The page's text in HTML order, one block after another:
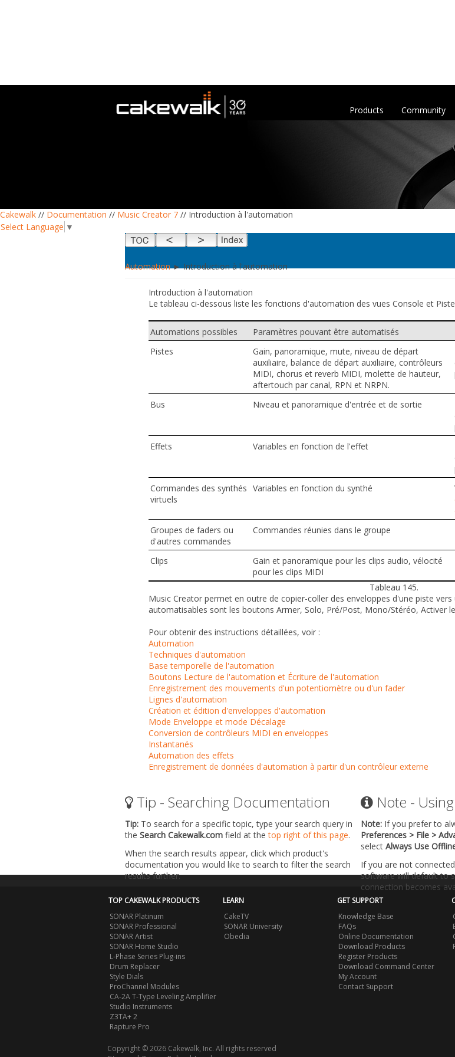
Community
Products
Cakewalk // Documentation // Music Creator 7 // Introduction à l'automation
Select Language ▼
Automation► Introduction à l'automation
Introduction à l'automation
Le tableau ci-dessous liste les fonctions d'automation des vues Console et
Tableau 145.
Automations possibles Paramètres pouvant être automatisés
Pistes
Gain, panoramique, mute, niveau de départ
auxiliaire, balance de départ auxiliaire, contrôleurs
MIDI, chorus et reverb MIDI, molette de hauteur,
aftertouch par canal, RPN et NRPN.
Bus Niveau et panoramique d'entrée et de sortie
Effets
Variables en fonction de l'effet
Commandes des synthés
virtuels
Variables en fonction du synthé
Groupes de faders ou
d'autres commandes
Commandes réunies dans le groupe
Clips
Gain et panoramique pour les clips audio, vélocité
pour les clips MIDI
Music Creator permet en outre de copier-coller des enveloppes d'une piste vers
automatisables sont les boutons Armer, Solo, Pré/Post, Mono/Stéréo, Activer
Pour obtenir des instructions détaillées, voir :
Automation
Techniques d'automation
Base temporelle de l'automation
Boutons Lecture de l'automation et Écriture de l'automation
Enregistrement des mouvements d'un potentiomètre ou d'un fader
Lignes d'automation
Création et édition d'enveloppes d'automation
Mode Enveloppe et mode Décalage
Conversion de contrôleurs MIDI en enveloppes
Instantanés
Automation des effets
Enregistrement de données d'automation à partir d'un contrôleur externe
Tip - Searching Documentation
Tip: To search for a specific topic, type your search query in
the Search Cakewalk.com field at thetop right of this page.
When the search results appear, click which product's
documentation you would like to search to filter the search
results further.
Note -
Note: If you prefer to
Preferences > File >
select Always Use
If you are not
software will default to
connection becomes
TOP CAKEWALK PRODUCTS
SONAR Platinum
SONAR Professional
SONAR Artist
SONAR Home Studio
L-Phase Series Plug-ins
Drum Replacer
Style Dials
ProChannel Modules
CA-2A T-Type Leveling Amplifier
Studio Instruments
Z3TA+ 2
Rapture Pro
LEARN
CakeTV
SONAR University
Obedia
GET SUPPORT
Knowledge Base
FAQs
Online Documentation
Download Products
Register Products
Download Command Center
My Account
Contact Support
Copyright © 2026 Cakewalk, Inc. All rights reserved